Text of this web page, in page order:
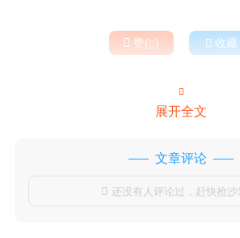
 赞()  收藏

展开全文
文章评论
 还没有人评论过，赶快抢沙